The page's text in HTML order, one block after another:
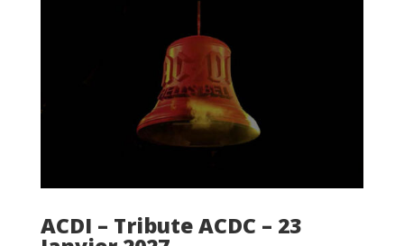
ACDI – Tribute ACDC – 23